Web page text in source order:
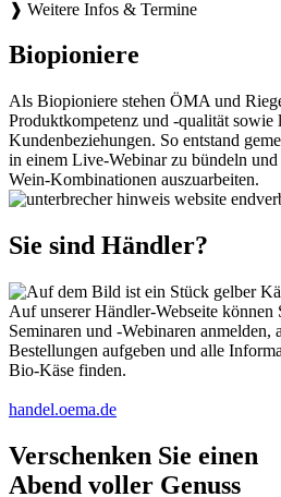
❱ Weitere Infos & Termine
Biopioniere
Als Biopioniere stehen ÖMA und
Produktkompetenz und -qualität sowie
Kundenbeziehungen. So entstand
in einem Live-Webinar zu bündeln
Wein-Kombinationen auszuarbeiten.
Sie sind Händler?
Auf unserer Händler-Webseite können
Seminaren und -Webinaren anmelden,
Bestellungen aufgeben und alle
Bio-Käse finden.
handel.oema.de
Verschenken Sie einen
Abend voller Genuss